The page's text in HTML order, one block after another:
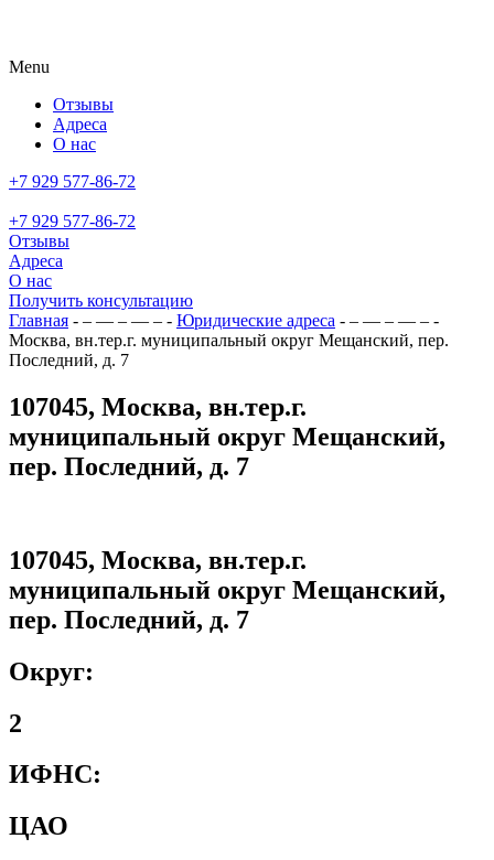
Menu
Отзывы
Адреса
О нас
+7 929 577-86-72
+7 929 577-86-72
Отзывы
Адреса
О нас
Получить консультацию
Главная - – — – — – - Юридические адреса - – — – — – -
Москва, вн.тер.г. муниципальный округ Мещанский, пер.
Последний, д. 7
107045, Москва, вн.тер.г.
муниципальный округ Мещанский,
пер. Последний, д. 7
107045, Москва, вн.тер.г.
муниципальный округ Мещанский,
пер. Последний, д. 7
Округ:
2
ИФНС:
ЦАО